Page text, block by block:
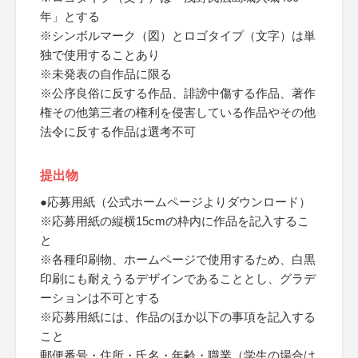
年」とする
※シンボルマーク（図）とロゴタイプ（文字）は単
独で使用することあり
※未発表の自作品に限る
※公序良俗に反する作品、誹謗中傷する作品、著作
権その他第三者の権利を侵害している作品やその他
法令に反する作品は選考不可
提出物
●応募用紙（公式ホームページよりダウンロード）
※応募用紙の縦横15cmの枠内に作品を記入するこ
と
※各種印刷物、ホームページで使用するため、白黒
印刷にも耐えうるデザインであることとし、グラデ
ーションは不可とする
※応募用紙には、作品のほか以下の事項を記入する
こと
郵便番号・住所・氏名・年齢・職業（学生の場合は